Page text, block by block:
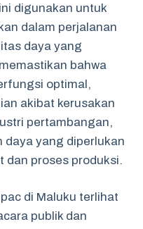
digunakan untuk
dalam perjalanan
daya yang
bahwa
optimal,
akibat kerusakan
pertambangan,
daya yang diperlukan
dan proses produksi.
di Maluku terlihat
publik dan